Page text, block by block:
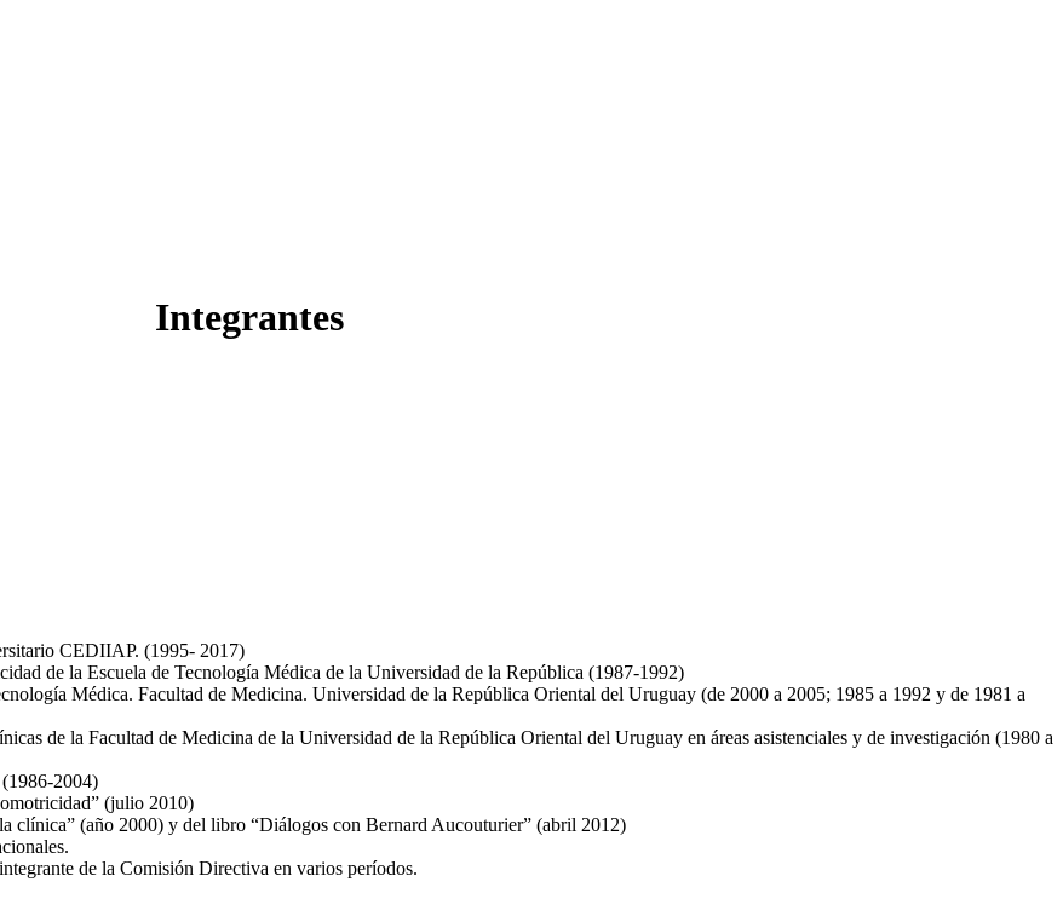
Integrantes
CEDIIAP. (1995- 2017)
de la Escuela de Tecnología Médica de la Universidad de la República (1987-1992)
Médica. Facultad de Medicina. Universidad de la República Oriental del Uruguay (de 2000 a 2005; 1985 a 1992 y de 1981 a
de la Facultad de Medicina de la Universidad de la República Oriental del Uruguay en áreas asistenciales y de investigación (1980 a
2004)
(julio 2010)
clínica” (año 2000) y del libro “Diálogos con Bernard Aucouturier” (abril 2012)
de la Comisión Directiva en varios períodos.